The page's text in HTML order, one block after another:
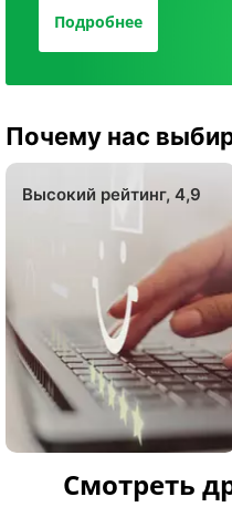
Подробнее
Почему нас
Высокий рейтинг, 4,9
Смотреть